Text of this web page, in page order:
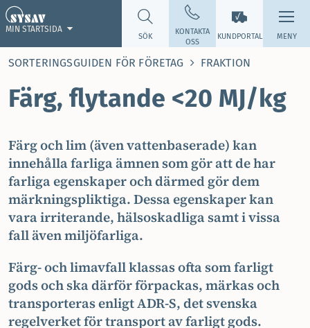
KUNDPORTAL
SÖK
KONTAKTA
OSS
MENY
MIN STARTSIDA
SORTERINGSGUIDEN FÖR FÖRETAG FRAKTION
Färg, flytande <20 MJ/kg
Färg och lim (även vattenbaserade) kan
innehålla farliga ämnen som gör att de har
farliga egenskaper och därmed gör dem
märkningspliktiga. Dessa egenskaper kan
vara irriterande, hälsoskadliga samt i vissa
fall även miljöfarliga.
Färg- och limavfall klassas ofta som farligt
gods och ska därför förpackas, märkas och
transporteras enligt ADR-S, det svenska
regelverket för transport av farligt gods.